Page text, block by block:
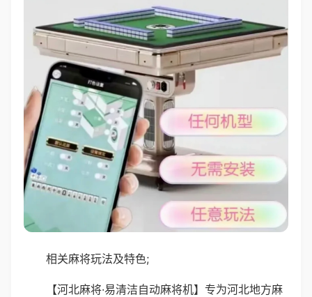
相关麻将玩法及特色;
【河北麻将·易清洁自动麻将机】专为河北地方麻